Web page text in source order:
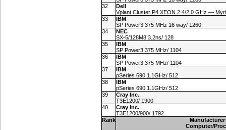
32
Dell
Vplant Cluster P4 XEON 2.4/2.0 GHz —
33
IBM
SP Power3 375 MHz 16 way/ 1260
34
NEC
SX-5/128M8 3.2ns/ 128
35
IBM
SP Power3 375 MHz/ 1104
36
IBM
SP Power3 375 MHz/ 1104
37
IBM
pSeries 690 1.1GHz/ 512
38
IBM
pSeries 690 1.1GHz/ 512
39
Cray Inc.
T3E1200/ 1900
40
Cray Inc.
T3E1200/900/ 1792
Rank
Manufacturer
Computer/